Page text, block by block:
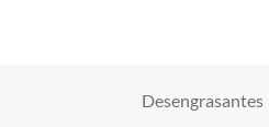
Desengrasantes